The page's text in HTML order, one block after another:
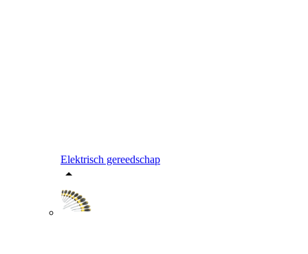
Elektrisch gereedschap